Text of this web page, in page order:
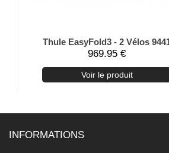
Thule EasyFold3 - 2 Vélos
969.95 €
Voir le produit
INFORMATIONS